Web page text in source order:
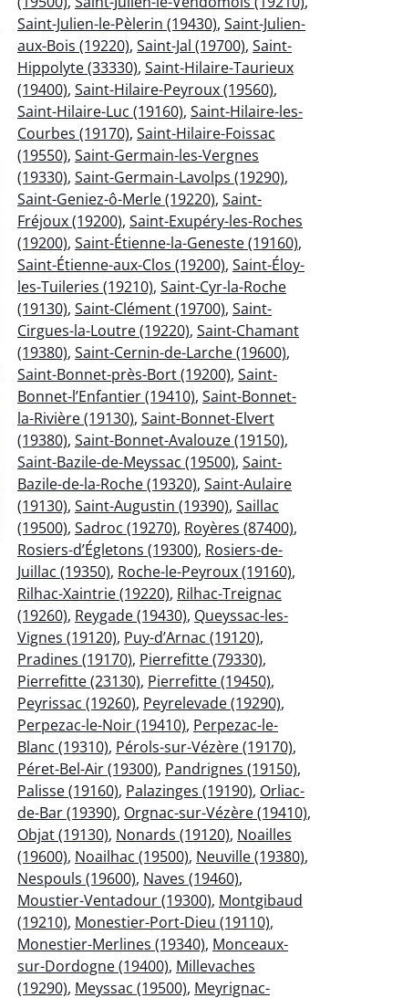
Saint-Julien-le-Pèlerin (19430), Saint-Julien-
aux-Bois (19220), Saint-Jal (19700), Saint-
Hippolyte (33330), Saint-Hilaire-Taurieux
(19400), Saint-Hilaire-Peyroux (19560),
Saint-Hilaire-Luc (19160), Saint-Hilaire-les-
Courbes (19170), Saint-Hilaire-Foissac
(19550), Saint-Germain-les-Vergnes
(19330), Saint-Germain-Lavolps (19290),
Saint-Geniez-ô-Merle (19220), Saint-
Fréjoux (19200), Saint-Exupéry-les-Roches
(19200), Saint-Étienne-la-Geneste (19160),
Saint-Étienne-aux-Clos (19200), Saint-Éloy-
les-Tuileries (19210), Saint-Cyr-la-Roche
(19130), Saint-Clément (19700), Saint-
Cirgues-la-Loutre (19220), Saint-Chamant
(19380), Saint-Cernin-de-Larche (19600),
Saint-Bonnet-près-Bort (19200), Saint-
Bonnet-l’Enfantier (19410), Saint-Bonnet-
la-Rivière (19130), Saint-Bonnet-Elvert
(19380), Saint-Bonnet-Avalouze (19150),
Saint-Bazile-de-Meyssac (19500), Saint-
Bazile-de-la-Roche (19320), Saint-Aulaire
(19130), Saint-Augustin (19390), Saillac
(19500), Sadroc (19270), Royères (87400),
Rosiers-d’Égletons (19300), Rosiers-de-
Juillac (19350), Roche-le-Peyroux (19160),
Rilhac-Xaintrie (19220), Rilhac-Treignac
(19260), Reygade (19430), Queyssac-les-
Vignes (19120), Puy-d’Arnac (19120),
Pradines (19170), Pierrefitte (79330),
Pierrefitte (23130), Pierrefitte (19450),
Peyrissac (19260), Peyrelevade (19290),
Perpezac-le-Noir (19410), Perpezac-le-
Blanc (19310), Pérols-sur-Vézère (19170),
Péret-Bel-Air (19300), Pandrignes (19150),
Palisse (19160), Palazinges (19190), Orliac-
de-Bar (19390), Orgnac-sur-Vézère (19410),
Objat (19130), Nonards (19120), Noailles
(19600), Noailhac (19500), Neuville (19380),
Nespouls (19600), Naves (19460),
Moustier-Ventadour (19300), Montgibaud
(19210), Monestier-Port-Dieu (19110),
Monestier-Merlines (19340), Monceaux-
sur-Dordogne (19400), Millevaches
(19290), Meyssac (19500), Meyrignac-